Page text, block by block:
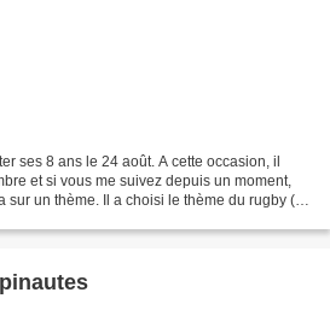
ses 8 ans le 24 août. A cette occasion, il
et si vous me suivez depuis un moment,
sur un thème. Il a choisi le thème du rugby (et